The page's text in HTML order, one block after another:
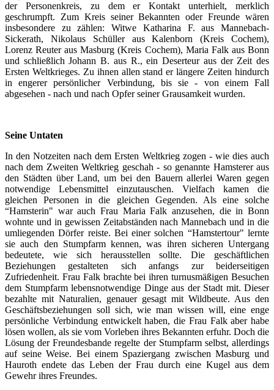
der Personenkreis, zu dem er Kontakt unterhielt, merklich
geschrumpft. Zum Kreis seiner Bekannten oder Freunde wären
insbesondere zu zählen: Witwe Katharina F. aus Mannebach-
Sickerath, Nikolaus Schüller aus Kalenborn (Kreis Cochem),
Lorenz Reuter aus Masburg (Kreis Cochem), Maria Falk aus Bonn
und schließlich Johann B. aus R., ein Deserteur aus der Zeit des
Ersten Weltkrieges. Zu ihnen allen stand er längere Zeiten hindurch
in engerer persönlicher Verbindung, bis sie - von einem Fall
abgesehen - nach und nach Opfer seiner Grausamkeit wurden.
Seine Untaten
In den Notzeiten nach dem Ersten Weltkrieg zogen - wie dies auch
nach dem Zweiten Weltkrieg geschah - so genannte Hamsterer aus
den Städten über Land, um bei den Bauern allerlei Waren gegen
notwendige Lebensmittel einzutauschen. Vielfach kamen die
gleichen Personen in die gleichen Gegenden. Als eine solche
“Hamsterin" war auch Frau Maria Falk anzusehen, die in Bonn
wohnte und in gewissen Zeitabständen nach Mannebach und in die
umliegenden Dörfer reiste. Bei einer solchen “Hamstertour" lernte
sie auch den Stumpfarm kennen, was ihren sicheren Untergang
bedeutete, wie sich herausstellen sollte. Die geschäftlichen
Beziehungen gestalteten sich anfangs zur beiderseitigen
Zufriedenheit. Frau Falk brachte bei ihren turnusmäßigen Besuchen
dem Stumpfarm lebensnotwendige Dinge aus der Stadt mit. Dieser
bezahlte mit Naturalien, genauer gesagt mit Wildbeute. Aus den
Geschäftsbeziehungen soll sich, wie man wissen will, eine enge
persönliche Verbindung entwickelt haben, die Frau Falk aber habe
lösen wollen, als sie vom Vorleben ihres Bekannten erfuhr. Doch die
Lösung der Freundesbande regelte der Stumpfarm selbst, allerdings
auf seine Weise. Bei einem Spaziergang zwischen Masburg und
Hauroth endete das Leben der Frau durch eine Kugel aus dem
Gewehr ihres Freundes.